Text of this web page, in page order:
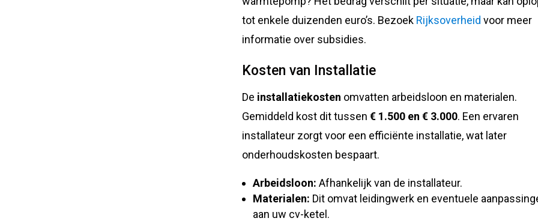
tot enkele duizenden euro’s. Bezoek Rijksoverheid voor meer
informatie over subsidies.
Kosten van Installatie
De installatiekosten omvatten arbeidsloon en materialen.
Gemiddeld kost dit tussen€ 1.500 en € 3.000. Een ervaren
installateur zorgt voor een efficiënte installatie, wat later
onderhoudskosten bespaart.
Arbeidsloon: Afhankelijk van de installateur.
Materialen: Dit omvat leidingwerk en eventuele
aan uw cv-ketel.